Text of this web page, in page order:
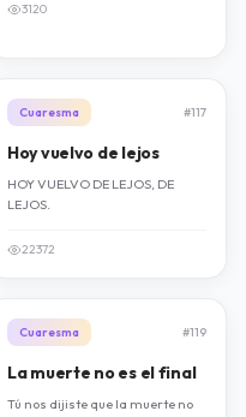
3120
Cuaresma #117
Hoy vuelvo de lejos
HOY VUELVO DE LEJOS, DE
LEJOS.
22372
Cuaresma #119
La muerte no es el final
Tú nos dijiste que la muerte no